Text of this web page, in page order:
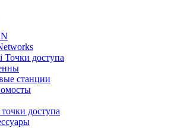
Точки доступа
станции
доступа